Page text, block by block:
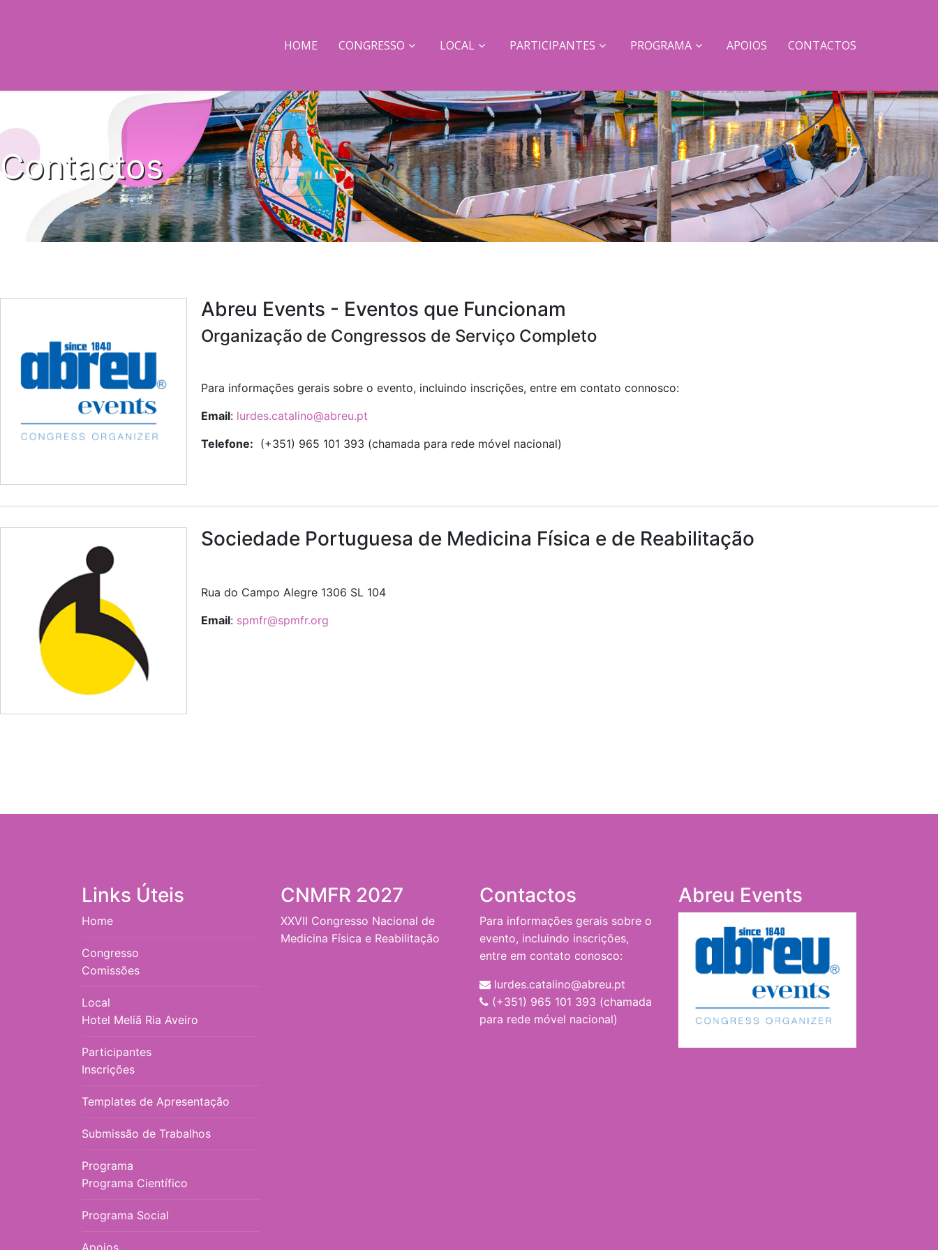
HOME CONGRESSO LOCAL PARTICIPANTES PROGRAMA APOIOS CONTACTOS
Contactos
Abreu Events - Eventos que Funcionam
Organização de Congressos de Serviço Completo
Para informações gerais sobre o evento, incluindo inscrições, entre em contato connosco:
Email: lurdes.catalino@abreu.pt
Telefone: (+351) 965 101 393 (chamada para rede móvel nacional)
Sociedade Portuguesa de Medicina Física e de Reabilitação
Rua do Campo Alegre 1306 SL 104
Email: spmfr@spmfr.org
Links Úteis
Home
Congresso
Comissões
Local
Hotel Meliã Ria Aveiro
Participantes
Inscrições
Templates de Apresentação
Submissão de Trabalhos
Programa
Programa Científico
Programa Social
Apoios
CNMFR 2027
XXVII Congresso Nacional de
Medicina Física e Reabilitação
Contactos
Para informações gerais sobre o
evento, incluindo inscrições,
entre em contato conosco:
lurdes.catalino@abreu.pt
(+351) 965 101 393 (chamada
para rede móvel nacional)
Abreu Events